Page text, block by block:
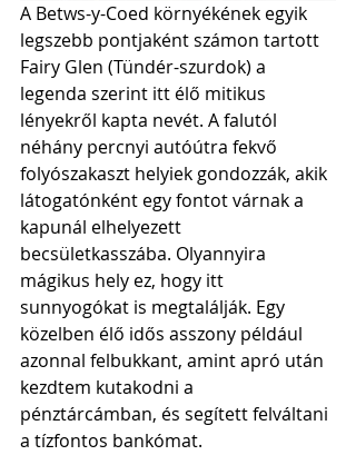
A Betws-y-Coed környékének egyik
legszebb pontjaként számon tartott
Fairy Glen (Tündér-szurdok) a
legenda szerint itt élő mitikus
lényekről kapta nevét. A falutól
néhány percnyi autóútra fekvő
folyószakaszt helyiek gondozzák, akik
látogatónként egy fontot várnak a
kapunál elhelyezett
becsületkasszába. Olyannyira
mágikus hely ez, hogy itt
sunnyogókat is megtalálják. Egy
közelben élő idős asszony például
azonnal felbukkant, amint apró után
kezdtem kutakodni a
pénztárcámban, és segített felváltani
a tízfontos bankómat.